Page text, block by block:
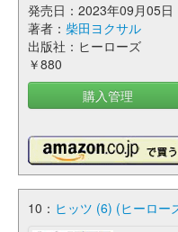
発売日：2023年09月05日
著者： 柴田ヨクサル
出版社：ヒーローズ
￥880
購入管理
10： ヒッツ (6) (ヒーロー